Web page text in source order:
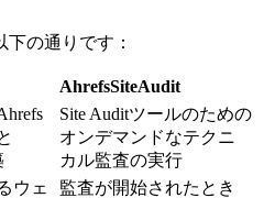
の通りです：
AhrefsSiteAudit
Site Auditツールのための
オンデマンドなテクニ
カル監査の実行
ウェ
監査が開始されたとき